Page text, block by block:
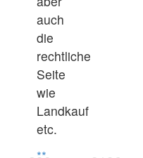
auch
die
rechtliche
Seite
wie
Landkauf
etc.